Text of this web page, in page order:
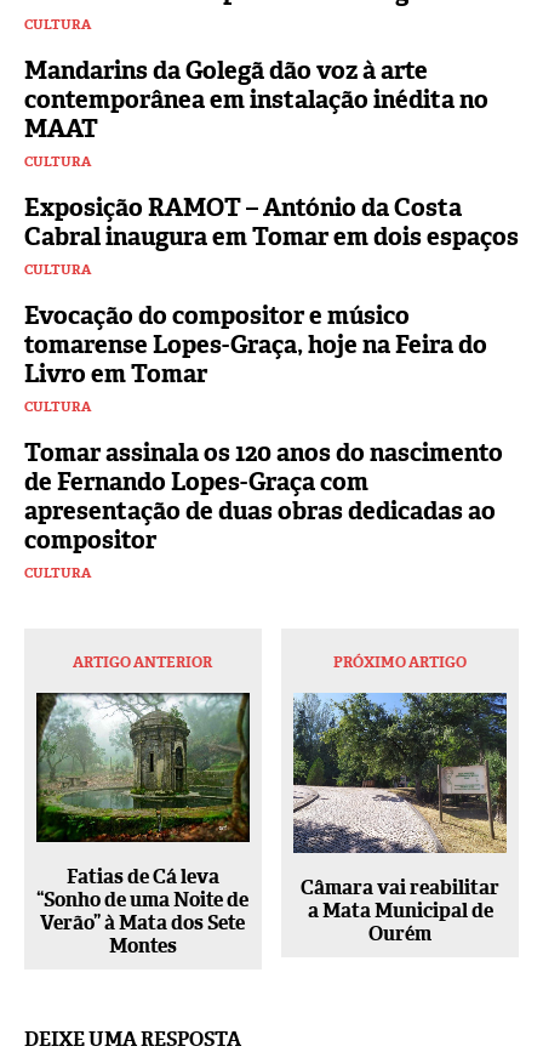
CULTURA
Mandarins da Golegã dão voz à arte
contemporânea em instalação inédita no
MAAT
CULTURA
Exposição RAMOT – António da Costa
Cabral inaugura em Tomar em dois espaços
CULTURA
Evocação do compositor e músico
tomarense Lopes-Graça, hoje na Feira do
Livro em Tomar
CULTURA
Tomar assinala os 120 anos do nascimento
de Fernando Lopes-Graça com
apresentação de duas obras dedicadas ao
compositor
CULTURA
ARTIGO ANTERIOR
Fatias de Cá leva
“Sonho de uma Noite de
Verão” à Mata dos Sete
Montes
PRÓXIMO ARTIGO
Câmara vai reabilitar
a Mata Municipal de
Ourém
DEIXE UMA RESPOSTA